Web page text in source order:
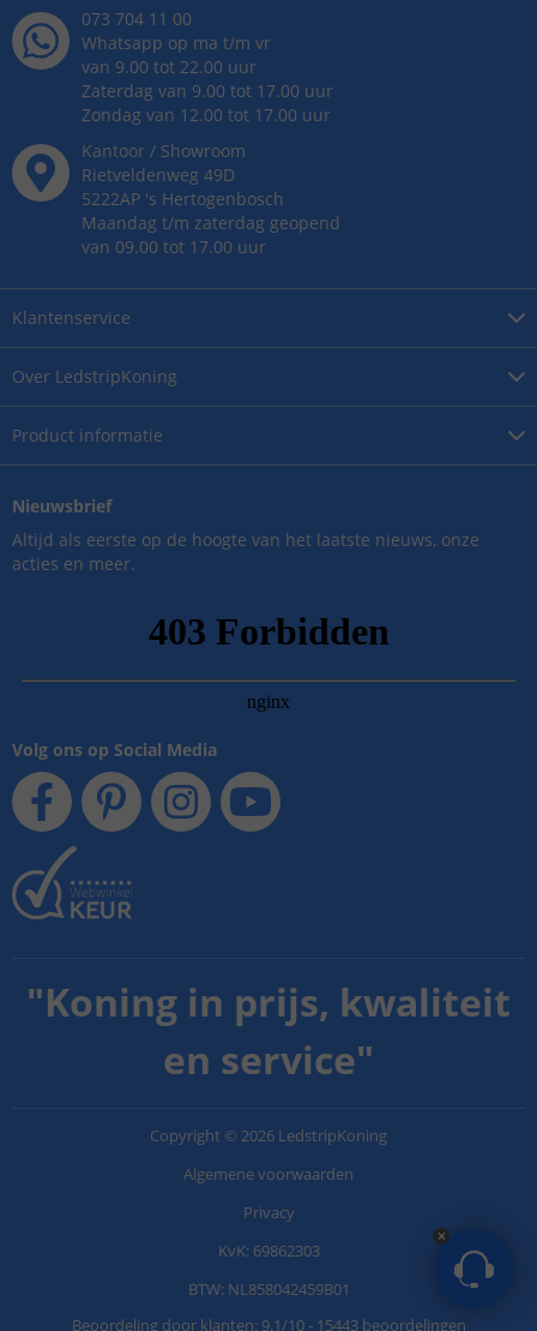
Over LedstripKoning
Product informatie
Klantenservice
073 704 11 00
Whatsapp op ma t/m vr
van 9.00 tot 22.00 uur
Zaterdag van 9.00 tot 17.00 uur
Zondag van 12.00 tot 17.00 uur
Kantoor / Showroom
Rietveldenweg 49D
5222AP 's Hertogenbosch
Maandag t/m zaterdag geopend
van 09.00 tot 17.00 uur
Nieuwsbrief
Altijd als eerste op de hoogte van het laatste nieuws, onze
acties en meer.
Volg ons op Social Media
"Koning in prijs, kwaliteit
en service"
Copyright © 2026 LedstripKoning
Algemene voorwaarden
Privacy
KvK: 69862303
BTW: NL858042459B01
Beoordeling door klanten: 9.1/10- 15443 beoordelingen